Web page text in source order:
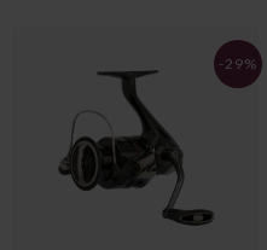
-29%